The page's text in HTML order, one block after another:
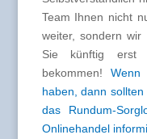
Team Ihnen nicht
weiter, sondern
Sie künftig erst
bekommen!
haben, dann
das Rundum-
Onlinehandel